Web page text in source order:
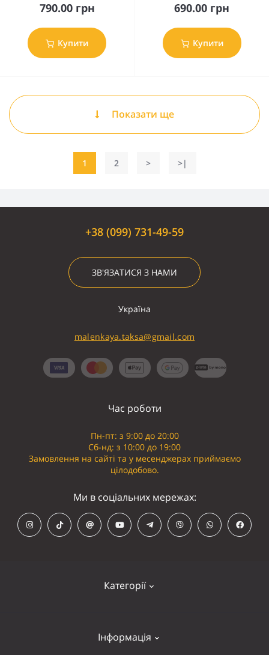
790.00 грн
Купити
690.00 грн
Купити
Показати ще
1 2 > >|
+38 (099) 731-49-59
ЗВ'ЯЗАТИСЯ З НАМИ
Україна
malenkaya.taksa@gmail.com
Категорії
Інформація
Час роботи
Пн-пт: з 9:00 до 20:00
Сб-нд: з 10:00 до 19:00
Замовлення на сайті та у месенджерах приймаємо
цілодобово.
Ми в соціальних мережах: